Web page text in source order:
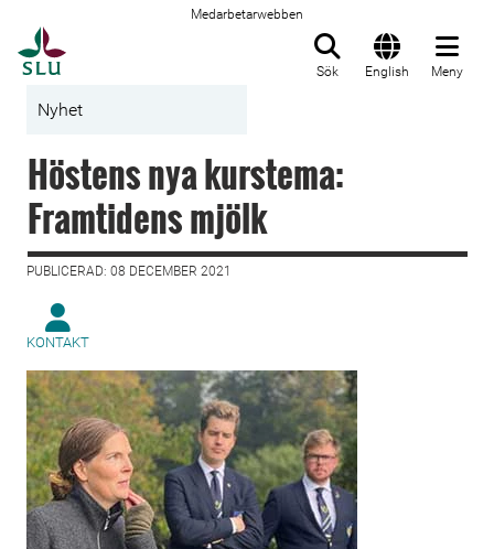
Medarbetarwebben
Sök English Meny
Nyhet
Höstens nya kurstema:
Framtidens mjölk
PUBLICERAD: 08 DECEMBER 2021
KONTAKT